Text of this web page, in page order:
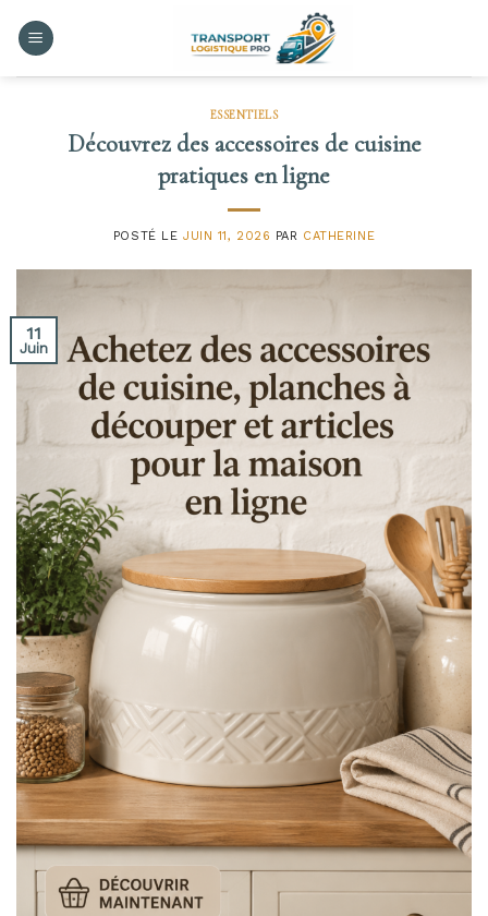
ESSENTIELS
Découvrez des accessoires de cuisine
pratiques en ligne
POSTÉ LE JUIN 11, 2026 PAR CATHERINE
11
Juin